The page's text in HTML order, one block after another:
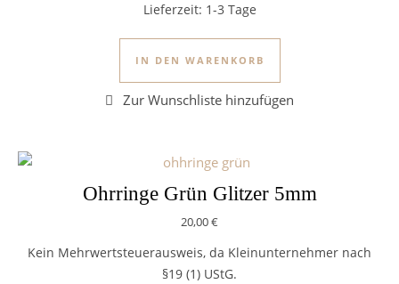
Lieferzeit: 1-3 Tage
IN DEN WARENKORB
Ohrringe Grün Glitzer 5mm
20,00€
Kein Mehrwertsteuerausweis, da Kleinunternehmer nach
§19 (1) UStG.